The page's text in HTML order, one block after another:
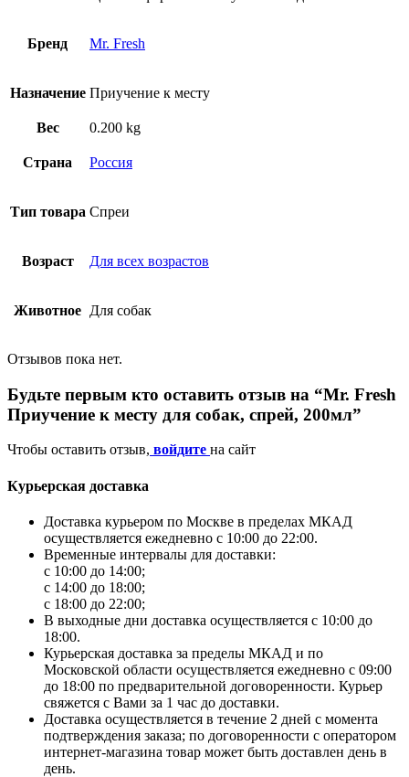
Бренд Mr. Fresh
Назначение Приучение к месту
Вес 0.200 kg
Страна Россия
Тип товара Спреи
Возраст Для всех возрастов
Животное Для собак
Отзывов пока нет.
Будьте первым кто оставить отзыв на “Mr. Fresh
Приучение к месту для собак, спрей, 200мл”
Чтобы оставить отзыв, войдите на сайт
Курьерская доставка
Доставка курьером по Москве в пределах МКАД
осуществляется ежедневно с 10:00 до 22:00.
Временные интервалы для доставки:
с 10:00 до 14:00;
с 14:00 до 18:00;
с 18:00 до 22:00;
В выходные дни доставка осуществляется с 10:00 до
18:00.
Курьерская доставка за пределы МКАД и по
Московской области осуществляется ежедневно с 09:00
до 18:00 по предварительной договоренности. Курьер
свяжется с Вами за 1 час до доставки.
Доставка осуществляется в течение 2 дней с момента
подтверждения заказа; по договоренности с оператором
интернет-магазина товар может быть доставлен день в
день.